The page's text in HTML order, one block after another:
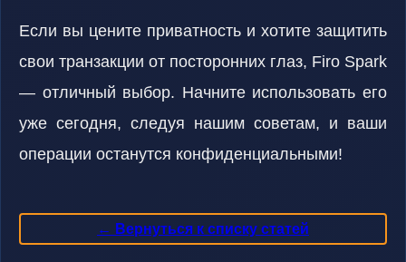
Если вы цените приватность и хотите защитить
свои транзакции от посторонних глаз, Firo Spark
— отличный выбор. Начните использовать его
уже сегодня, следуя нашим советам, и ваши
операции останутся конфиденциальными!
← Вернуться к списку статей